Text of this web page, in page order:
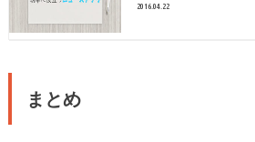
2016.04.22
まとめ